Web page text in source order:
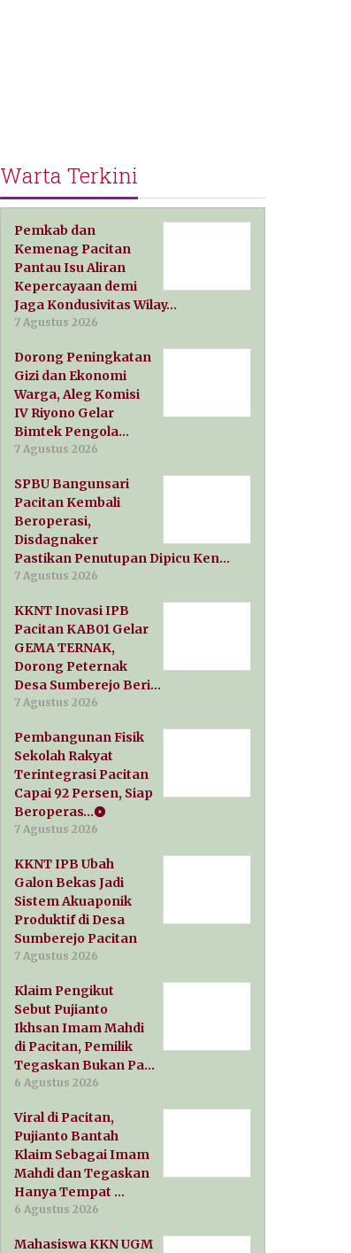
Warta Terkini
Pemkab dan
Kemenag Pacitan
Pantau Isu Aliran
Kepercayaan demi
Jaga Kondusivitas Wilay…
7 Agustus 2026
Dorong Peningkatan
Gizi dan Ekonomi
Warga, Aleg Komisi
IV Riyono Gelar
Bimtek Pengola…
7 Agustus 2026
SPBU Bangunsari
Pacitan Kembali
Beroperasi,
Disdagnaker
Pastikan Penutupan Dipicu Ken…
7 Agustus 2026
KKNT Inovasi IPB
Pacitan KAB01 Gelar
GEMA TERNAK,
Dorong Peternak
Desa Sumberejo Beri…
7 Agustus 2026
Pembangunan Fisik
Sekolah Rakyat
Terintegrasi Pacitan
Capai 92 Persen, Siap
Beroperas…
7 Agustus 2026
KKNT IPB Ubah
Galon Bekas Jadi
Sistem Akuaponik
Produktif di Desa
Sumberejo Pacitan
7 Agustus 2026
Klaim Pengikut
Sebut Pujianto
Ikhsan Imam Mahdi
di Pacitan, Pemilik
Tegaskan Bukan Pa…
6 Agustus 2026
Viral di Pacitan,
Pujianto Bantah
Klaim Sebagai Imam
Mahdi dan Tegaskan
Hanya Tempat …
6 Agustus 2026
Mahasiswa KKN UGM